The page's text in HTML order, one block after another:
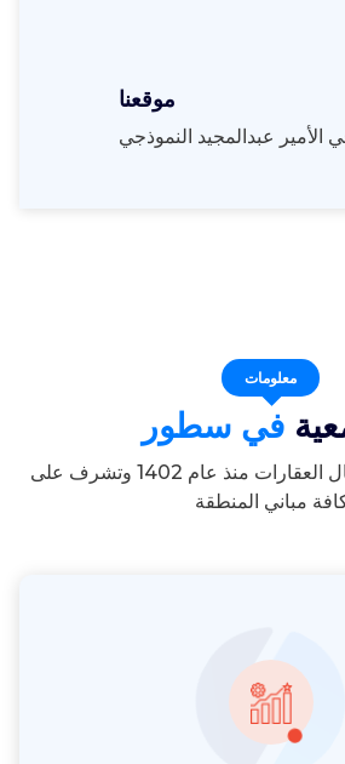
موقعنا
عبدالمجيد النموذجي
معلومات
في سطور
تعمل الجمعية في مجال العقارات منذ عام 1402 وتشرف على
مباني المنطقة